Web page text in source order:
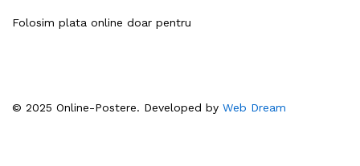
© 2025 Online-Postere. Developed by Web Dream
Folosim plata online doar pentru